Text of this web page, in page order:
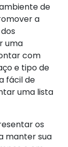
de
a
uma
com
e tipo de
fácil de
uma lista
os
manter sua